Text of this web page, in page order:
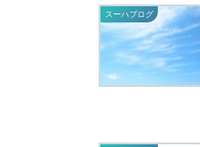
スーハブログ